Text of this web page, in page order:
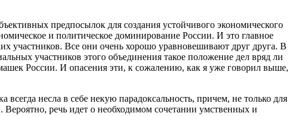
предпосылок для создания устойчивого экономического
и политическое доминирование России. И это главное
участников. Все они очень хорошо уравновешивают друг друга. В
участников этого объединения такое положение дел вряд ли
России. И опасения эти, к сожалению, как я уже говорил выше,
всегда несла в себе некую парадоксальность, причем, не только для
речь идет о необходимом сочетании умственных и